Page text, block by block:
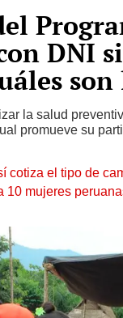
DNI
la salud
promueve su
cotiza el tipo de
10 mujeres